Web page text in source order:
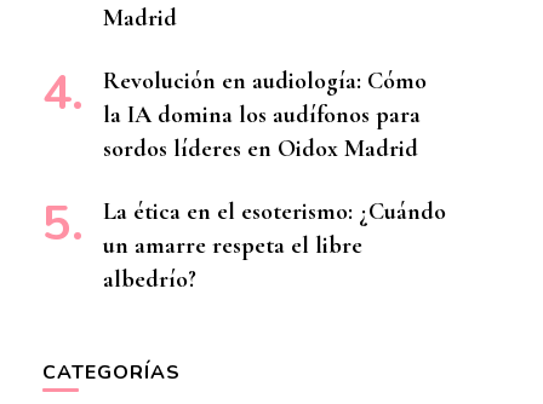
Madrid
Revolución en audiología: Cómo
la IA domina los audífonos para
sordos líderes en Oidox Madrid
La ética en el esoterismo: ¿Cuándo
un amarre respeta el libre
albedrío?
CATEGORÍAS